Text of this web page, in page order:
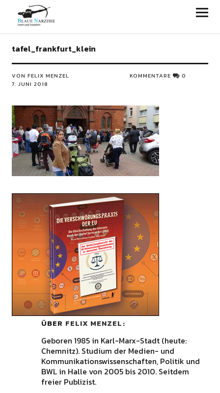
Blaue Narzisse
tafel_frankfurt_klein
VON FELIX MENZEL
7. JUNI 2018
KOMMENTARE 0
ÜBER FELIX MENZEL
Geboren 1985 in Karl-Marx-Stadt (heute:
Chemnitz). Studium der Medien- und
Kommunikationswissenschaften, Politik und
BWL in Halle von 2005 bis 2010. Seitdem
freier Publizist.